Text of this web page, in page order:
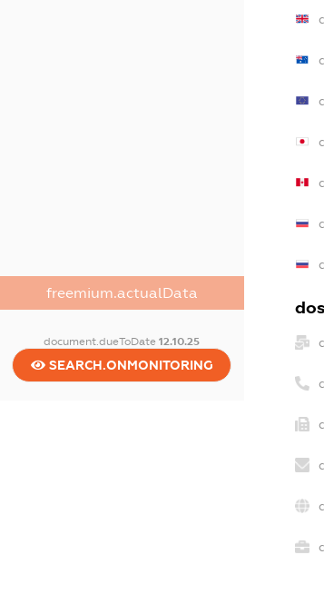
freemium.actualData
document.dueToDate12.10.25
SEARCH.ONMONITORING